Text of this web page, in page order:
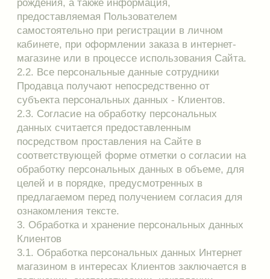
следующие требования:
4.2.1. Предупредить лиц, получающих
данные могут быть использованы лишь в целях,
для которых они сообщены, и требовать от этих
лиц подтверждения того, что это правило
соблюдено. Лица, получающие персональные
данные Клиентов, обязаны соблюдать режим
конфиденциальности. Данное положение не
распространяется в случае обезличивания
персональных данных и в отношении
общедоступных данных.
4.2.2. Разрешать доступ к персональным данным
Клиентов только специально уполномоченным
лицам, при этом указанные лица должны иметь
право получать только те персональные данные,
которые необходимы для выполнения конкретных
функций.
4.3. Интернет магазин вправе предоставлять или
передавать персональные данные Клиентов
третьим лицам в следующих случаях:
пользователь выразил согласие на такие
действия;
передача необходима для использования
Пользователем определенного сервиса либо для
исполнения определенного соглашения или
договора с Пользователем;
передача необходима для функционирования и